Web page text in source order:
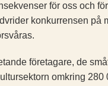
för oss och
konkurrensen på
företagare, de
omkring